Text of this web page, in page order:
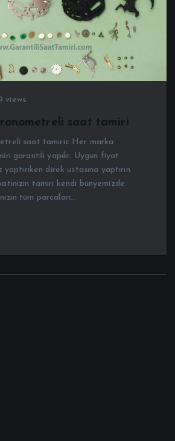
views
saat tamiri
saat tamiric Her marka
garantili yapılır. Uygun fiyat
direk ustasına yaptırın
tamiri kendi bünyemizde
tüm parcaları…